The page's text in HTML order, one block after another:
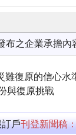
布之企業承擔
復原的信心水
與復原挑戰
戶刊登新聞稿